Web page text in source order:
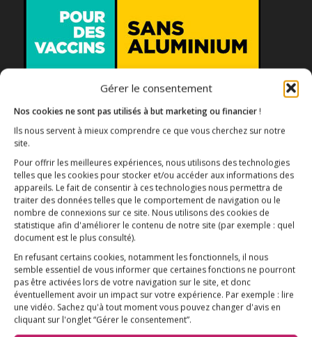
Gérer le consentement
Nos cookies ne sont pas utilisés à but marketing ou financier !
Ils nous servent à mieux comprendre ce que vous cherchez sur notre
site.
Pour offrir les meilleures expériences, nous utilisons des technologies
telles que les cookies pour stocker et/ou accéder aux informations des
appareils. Le fait de consentir à ces technologies nous permettra de
traiter des données telles que le comportement de navigation ou le
nombre de connexions sur ce site. Nous utilisons des cookies de
statistique afin d'améliorer le contenu de notre site (par exemple : quel
document est le plus consulté).
En refusant certains cookies, notamment les fonctionnels, il nous
semble essentiel de vous informer que certaines fonctions ne pourront
pas être activées lors de votre navigation sur le site, et donc
éventuellement avoir un impact sur votre expérience. Par exemple : lire
une vidéo. Sachez qu'à tout moment vous pouvez changer d'avis en
cliquant sur l'onglet “Gérer le consentement”.
Association E3M
Qui sommes-nous ? AIDEZ-NOUS !
L’ESSENTIEL
COMPRENDRE
AGIR
VACCINATION HPV